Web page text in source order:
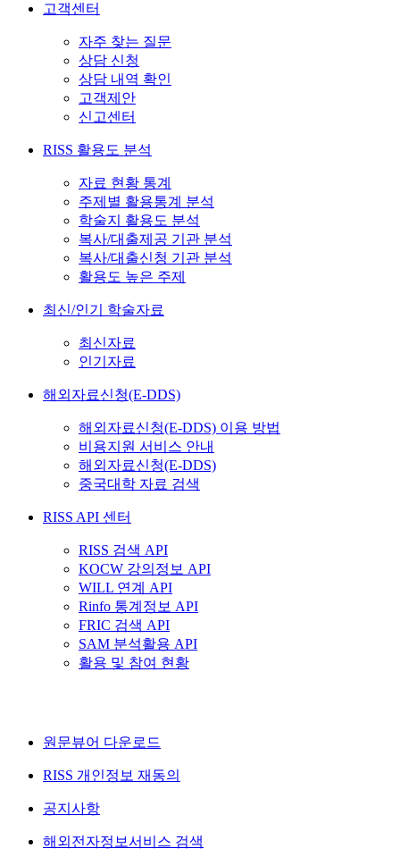
고객센터
자주 찾는 질문
상담 신청
상담 내역 확인
고객제안
신고센터
RISS 활용도 분석
자료 현황 통계
주제별 활용통계 분석
학술지 활용도 분석
복사/대출제공 기관 분석
복사/대출신청 기관 분석
활용도 높은 주제
최신/인기 학술자료
최신자료
인기자료
해외자료신청(E-DDS)
해외자료신청(E-DDS) 이용 방법
비용지원 서비스 안내
해외자료신청(E-DDS)
중국대학 자료 검색
RISS API 센터
RISS 검색 API
KOCW 강의정보 API
WILL 연계 API
Rinfo 통계정보 API
FRIC 검색 API
SAM 분석활용 API
활용 및 참여 현황
원문뷰어 다운로드
RISS 개인정보 재동의
공지사항
해외전자정보서비스 검색